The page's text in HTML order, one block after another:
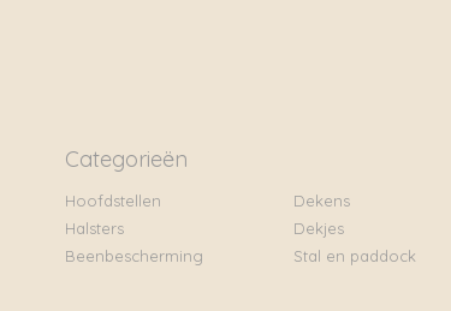
Categorieën
Hoofdstellen
Halsters
Beenbescherming
Dekens
Dekjes
Stal en paddock